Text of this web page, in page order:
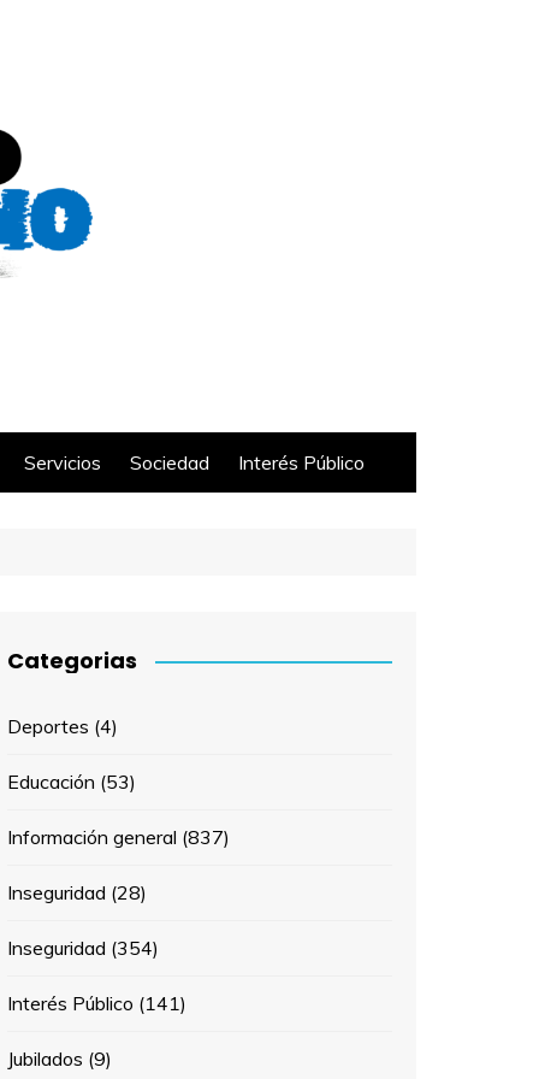
Servicios Sociedad Interés Público
Categorias
Deportes (4)
Educación (53)
Información general (837)
Inseguridad (28)
Inseguridad (354)
Interés Público (141)
Jubilados (9)